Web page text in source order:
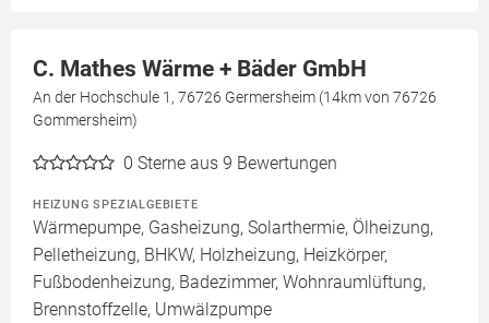
C. Mathes Wärme + Bäder GmbH
An der Hochschule 1, 76726 Germersheim (14km von 76726
Gommersheim)
0 Sterne aus 9 Bewertungen
HEIZUNG SPEZIALGEBIETE
Wärmepumpe, Gasheizung, Solarthermie, Ölheizung,
Pelletheizung, BHKW, Holzheizung, Heizkörper,
Fußbodenheizung, Badezimmer, Wohnraumlüftung,
Brennstoffzelle, Umwälzpumpe